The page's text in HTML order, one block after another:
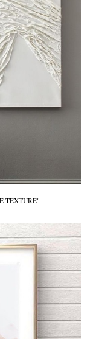
TEXTURE"